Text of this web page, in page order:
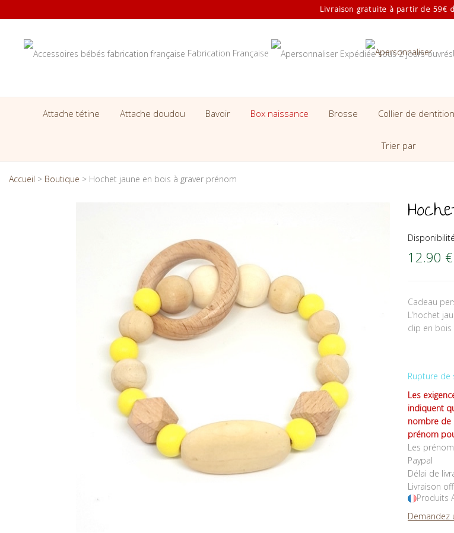
Livraison gratuite à partir de 59€
Fabrication Française
Attache tétine Attache doudou Bavoir Box naissance Brosse Collier de dentition
Trier par
Accueil > Boutique > Hochet jaune en bois à graver prénom
Disponibilité
12.90 €
Cadeau
L’hochet
clip en bois
Rupture de
Les
indiquent
nombre de
prénom
Les
Paypal
Délai de
Livraison
Produits
Demandez